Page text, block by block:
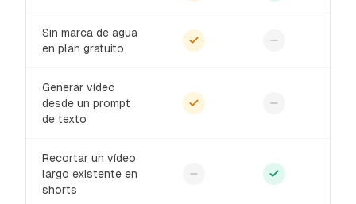
Sin marca de agua
en plan gratuito
Generar vídeo
desde un prompt
de texto
Recortar un vídeo
largo existente en
shorts